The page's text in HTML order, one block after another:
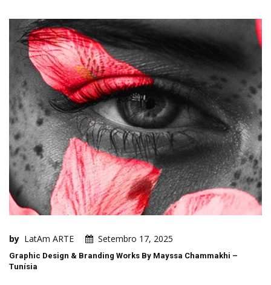
by LatAm ARTE Setembro 17, 2025
Graphic Design & Branding Works By Mayssa Chammakhi –
Tunísia